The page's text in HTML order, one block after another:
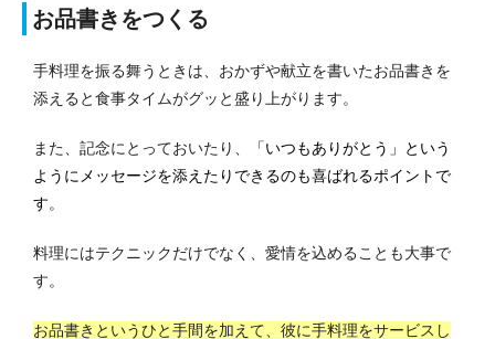
お品書きをつくる
手料理を振る舞うときは、おかずや献立を書いたお品書きを
添えると食事タイムがグッと盛り上がります。
また、記念にとっておいたり、
「いつもありがとう」という
ようにメッセージを添えたりできるのも喜ばれるポイントで
す。
料理にはテクニックだけでなく、愛情を込めることも大事で
す。
お品書きというひと手間を加えて、彼に手料理をサービスし